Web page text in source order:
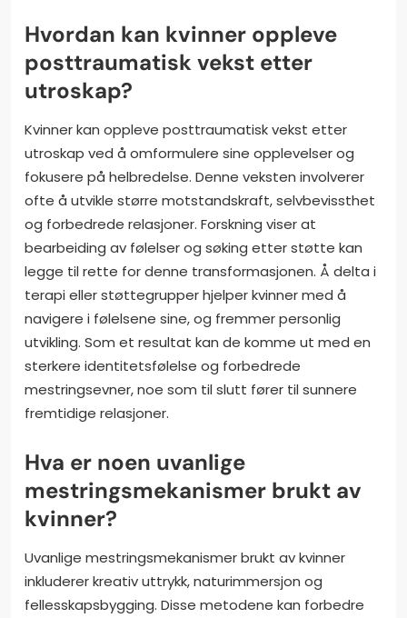
Hvordan kan kvinner oppleve
posttraumatisk vekst etter
utroskap?
Kvinner kan oppleve posttraumatisk vekst etter
utroskap ved å omformulere sine opplevelser og
fokusere på helbredelse. Denne veksten involverer
ofte å utvikle større motstandskraft, selvbevissthet
og forbedrede relasjoner. Forskning viser at
bearbeiding av følelser og søking etter støtte kan
legge til rette for denne transformasjonen. Å delta i
terapi eller støttegrupper hjelper kvinner med å
navigere i følelsene sine, og fremmer personlig
utvikling. Som et resultat kan de komme ut med en
sterkere identitetsfølelse og forbedrede
mestringsevner, noe som til slutt fører til sunnere
fremtidige relasjoner.
Hva er noen uvanlige
mestringsmekanismer brukt av
kvinner?
Uvanlige mestringsmekanismer brukt av kvinner
inkluderer kreativ uttrykk, naturimmersjon og
fellesskapsbygging. Disse metodene kan forbedre